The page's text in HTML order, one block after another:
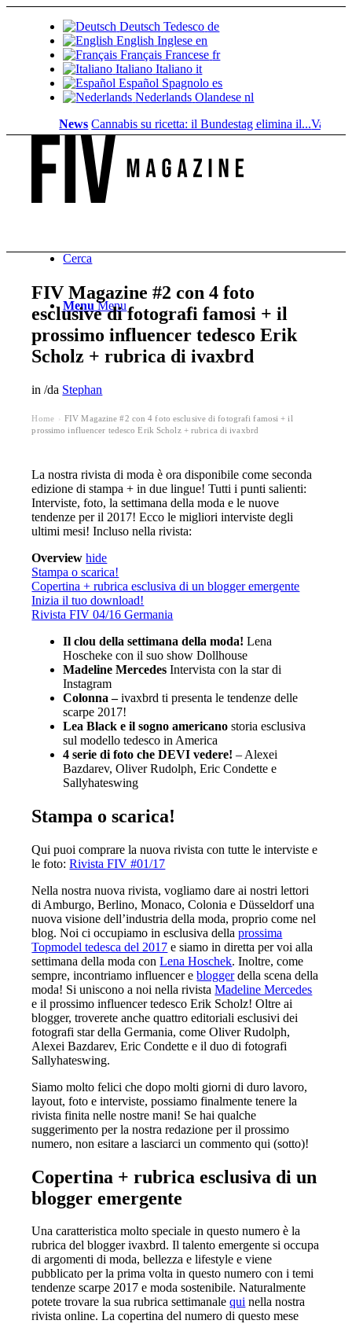
Deutsch Tedesco de
English Inglese en
Français Francese fr
Italiano Italiano it
Español Spagnolo es
Nederlands Olandese nl
News Cannabis su ricetta: il Bundestag elimina il... Valore
Cerca
Menu Menu
FIV Magazine #2 con 4 foto
esclusive di fotografi famosi + il
prossimo influencer tedesco Erik
Scholz + rubrica di ivaxbrd
in/da Stephan
Home
FIV Magazine #2 con 4 foto esclusive di fotografi famosi + il
prossimo influencer tedesco Erik Scholz + rubrica di ivaxbrd
La nostra rivista di moda è ora disponibile come seconda
edizione di stampa + in due lingue! Tutti i punti salienti:
Interviste, foto, la settimana della moda e le nuove
tendenze per il 2017! Ecco le migliori interviste degli
ultimi mesi!Incluso nella rivista:
Overview hide
Stampa o scarica!
Copertina + rubrica esclusiva di un blogger emergente
Inizia il tuo download!
Rivista FIV 04/16 Germania
Il clou della settimana della moda!Lena
Hoscheke con il suo show Dollhouse
Madeline Mercedes Intervista con la star di
Instagram
Colonna –ivaxbrd ti presenta le tendenze delle
scarpe 2017!
Lea Black e il sogno americano storia esclusiva
sul modello tedesco in America
4 serie di foto che DEVI vedere! – Alexei
Bazdarev, Oliver Rudolph, Eric Condette e
Sallyhateswing
Stampa o scarica!
Qui puoi comprare la nuova rivista con tutte le interviste e
le foto:Rivista FIV #01/17
Nella nostra nuova rivista, vogliamo dare ai nostri lettori
di Amburgo, Berlino, Monaco, Colonia e Düsseldorf una
nuova visione dell’industria della moda, proprio come nel
blog. Noi ci occupiamo in esclusiva dellaprossima
Topmodel tedesca del 2017 e siamo in diretta per voi alla
settimana della moda conLena Hoschek. Inoltre, come
sempre, incontriamo influencer ebloggerdella scena della
moda! Si uniscono a noi nella rivistaMadeline Mercedes
e il prossimo influencer tedescoErik Scholz! Oltre ai
blogger, troverete anche quattro editoriali esclusivi dei
fotografi star della Germania, come Oliver Rudolph,
Alexei Bazdarev, Eric Condette e il duo di fotografi
Sallyhateswing.
Siamo molto felici che dopo molti giorni di duro lavoro,
layout, foto e interviste, possiamo finalmente tenere la
rivista finita nelle nostre mani! Se hai qualche
suggerimento per la nostra redazione per il prossimo
numero, non esitare a lasciarci un commento qui (sotto)!
Copertina + rubrica esclusiva di un
blogger emergente
Una caratteristica molto speciale in questo numero è la
rubrica del blogger ivaxbrd. Il talento emergente si occupa
di argomenti di moda, bellezza e lifestyle e viene
pubblicato per la prima volta in questo numero con i temi
tendenze scarpe 2017 e moda sostenibile. Naturalmente
potete trovare la sua rubrica settimanalequi nella nostra
rivista online. La copertina del numero di questo mese